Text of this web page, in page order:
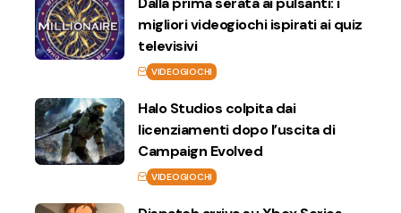
migliori videogiochi ispirati ai quiz
televisivi
VIDEOGIOCHI
Halo Studios colpita dai
licenziamenti dopo l’uscita di
Campaign Evolved
VIDEOGIOCHI